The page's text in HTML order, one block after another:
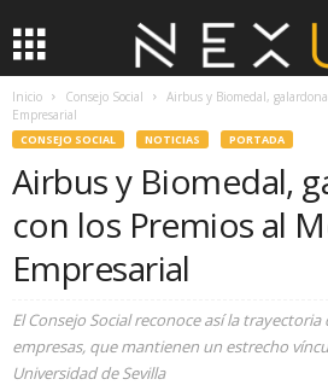
Inicio Consejo Social
Airbus y Biomedal,
Empresarial
CONSEJO SOCIAL NOTICIAS PORTADA
Airbus y Biomedal,
con los Premios al
Empresarial
El Consejo Social reconoce así la
empresas, que mantienen un estrecho
Universidad de Sevilla